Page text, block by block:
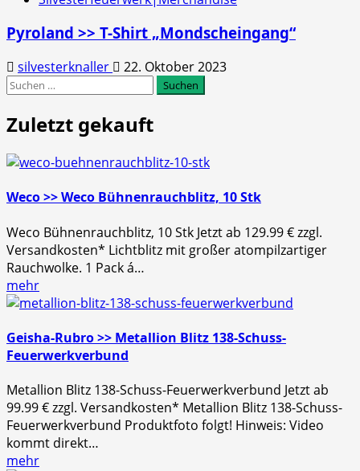
Pyroland >> T-Shirt „Mondscheingang“
silvesterknaller
22. Oktober 2023
Suchen
Zuletzt gekauft
Weco >> Weco Bühnenrauchblitz, 10 Stk
Weco Bühnenrauchblitz, 10 Stk Jetzt ab 129.99 € zzgl.
Versandkosten* Lichtblitz mit großer atompilzartiger
Rauchwolke. 1 Pack á…
mehr
Geisha-Rubro >> Metallion Blitz 138-Schuss-
Feuerwerkverbund
Metallion Blitz 138-Schuss-Feuerwerkverbund Jetzt ab
99.99 € zzgl. Versandkosten* Metallion Blitz 138-Schuss-
Feuerwerkverbund Produktfoto folgt! Hinweis: Video
kommt direkt…
mehr